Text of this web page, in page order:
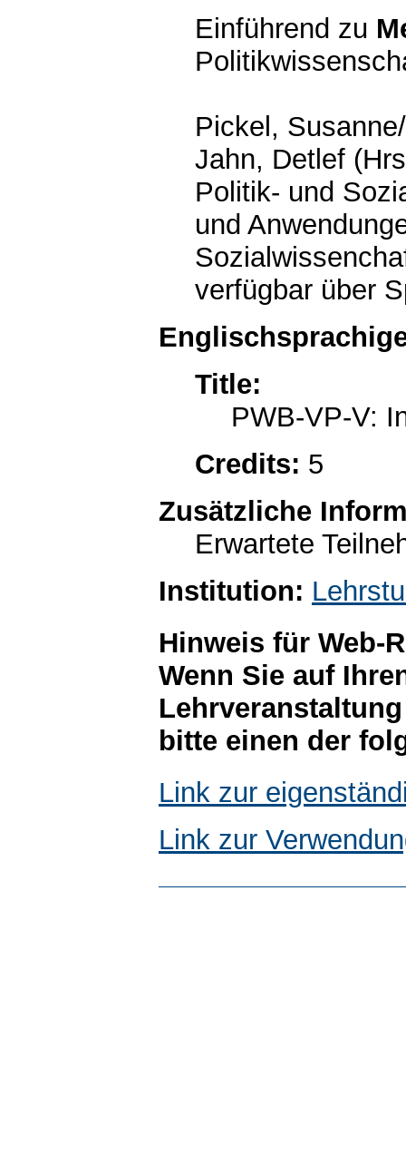
Einführend zu
Pickel,
Jahn, Detlef
Politik- und
und
verfügbar über
Title:
PWB-VP-V:
Credits: 5
Zusätzliche
Erwartete
Institution:
Hinweis für Web-
Wenn Sie auf
bitte einen der
Link zur
Link zur